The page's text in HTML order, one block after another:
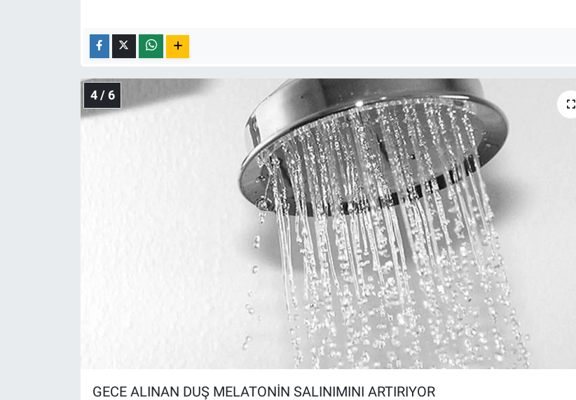
4 / 6
GECE ALINAN DUŞ MELATONİN SALINIMINI ARTIRIYOR